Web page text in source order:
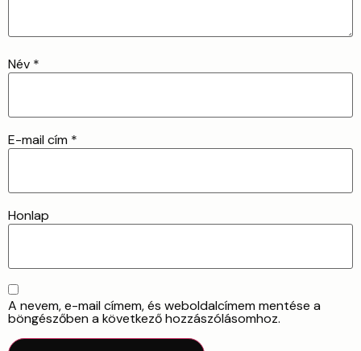
Név *
E-mail cím *
Honlap
A nevem, e-mail címem, és weboldalcímem mentése a
böngészőben a következő hozzászólásomhoz.